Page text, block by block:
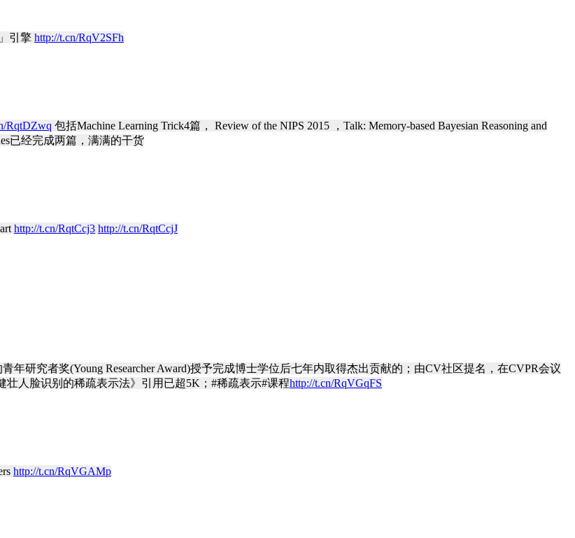
引擎 http://t.cn/RqV2SFh
RqtDZwq 包括Machine Learning Trick4篇， Review of the NIPS 2015 ，Talk: Memory-based Bayesian Reasoning and
已经完成两篇，满满的干货
http://t.cn/RqtCcj3 http://t.cn/RqtCcjJ
年研究者奖(Young Researcher Award)授予完成博士学位后七年内取得杰出贡献的；由CV社区提名，在CVPR会议
壮人脸识别的稀疏表示法》引用已超5K；#稀疏表示#课程http://t.cn/RqVGqFS
http://t.cn/RqVGAMp